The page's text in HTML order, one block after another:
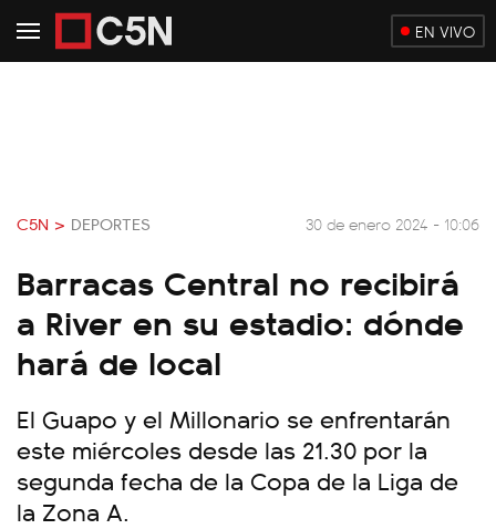
EN VIVO
C5N > DEPORTES 30 de enero 2024 - 10:06
Barracas Central no recibirá
a River en su estadio: dónde
hará de local
El Guapo y el Millonario se enfrentarán
este miércoles desde las 21.30 por la
segunda fecha de la Copa de la Liga de
la Zona A.